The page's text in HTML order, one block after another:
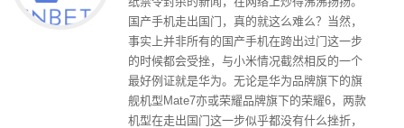
国产手机走出国门，真的就这么难么？当然，
事实上并非所有的国产手机在跨出过门这一步
的时候都会受挫，与小米情况截然相反的一个
最好例证就是华为。无论是华为品牌旗下的旗
舰机型Mate7亦或荣耀品牌旗下的荣耀6，两款
机型在走出国门这一步似乎都没有什么挫折，